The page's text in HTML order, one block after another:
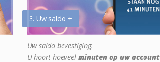
3. Uw saldo +
Uw saldo bevestiging.
U hoort hoeveel minuten op uw account